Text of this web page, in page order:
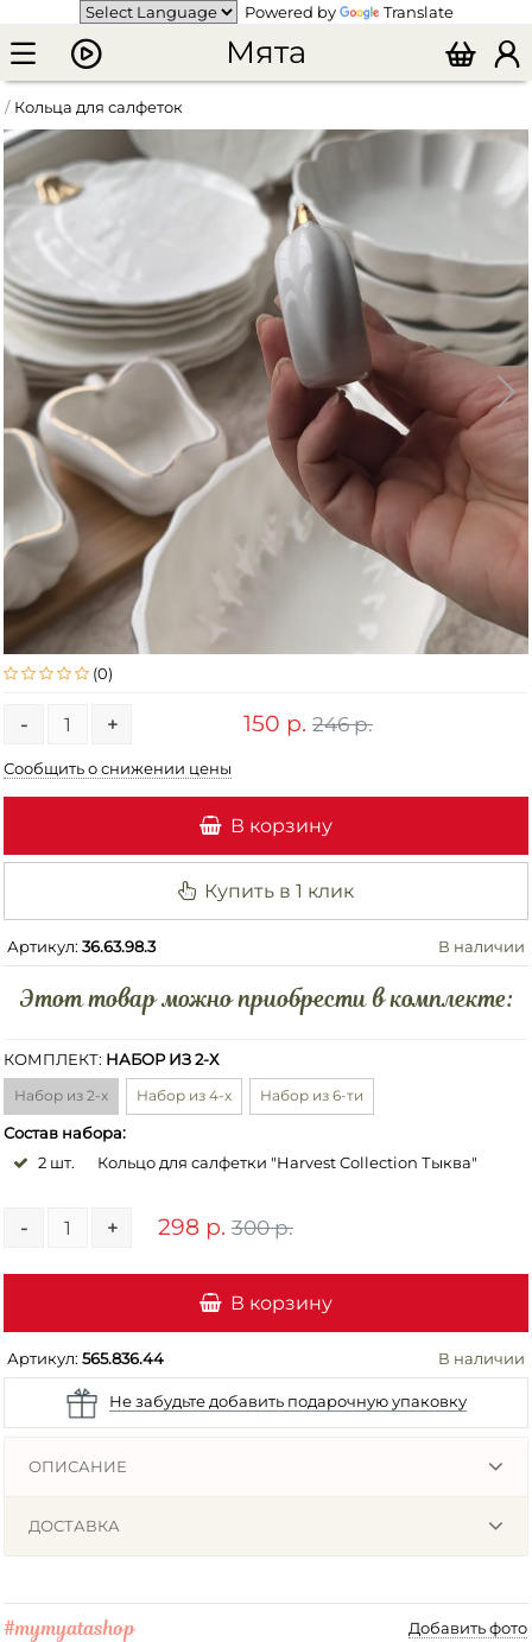
Powered by Translate
Мята
Кольца для салфеток
Кольцо для салфетки "Harvest Collection Тыква"
(0)
- + 150 р. 246 р.
Сообщить о снижении цены
В корзину
Купить в 1 клик
Артикул:36.63.98.3 В наличии
Этот товар можно приобрести в комплекте:
КОМПЛЕКТ: НАБОР ИЗ 2-Х
Набор из 2-х Набор из 4-х Набор из 6-ти
Состав набора:
2 шт.
Кольцо для салфетки "Harvest Collection Тыква"
- + 298 р. 300 р.
В корзину
Артикул:565.836.44 В наличии
Не забудьте добавить подарочную упаковку
ОПИСАНИЕ
ДОСТАВКА
#mymyatashop Добавить фото